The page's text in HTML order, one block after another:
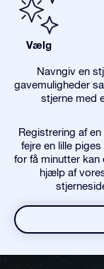
Vælg
Navngiv en
gavemuligheder
stjerne med
Registrering af
fejre en lille
for få minutter kan
hjælp af